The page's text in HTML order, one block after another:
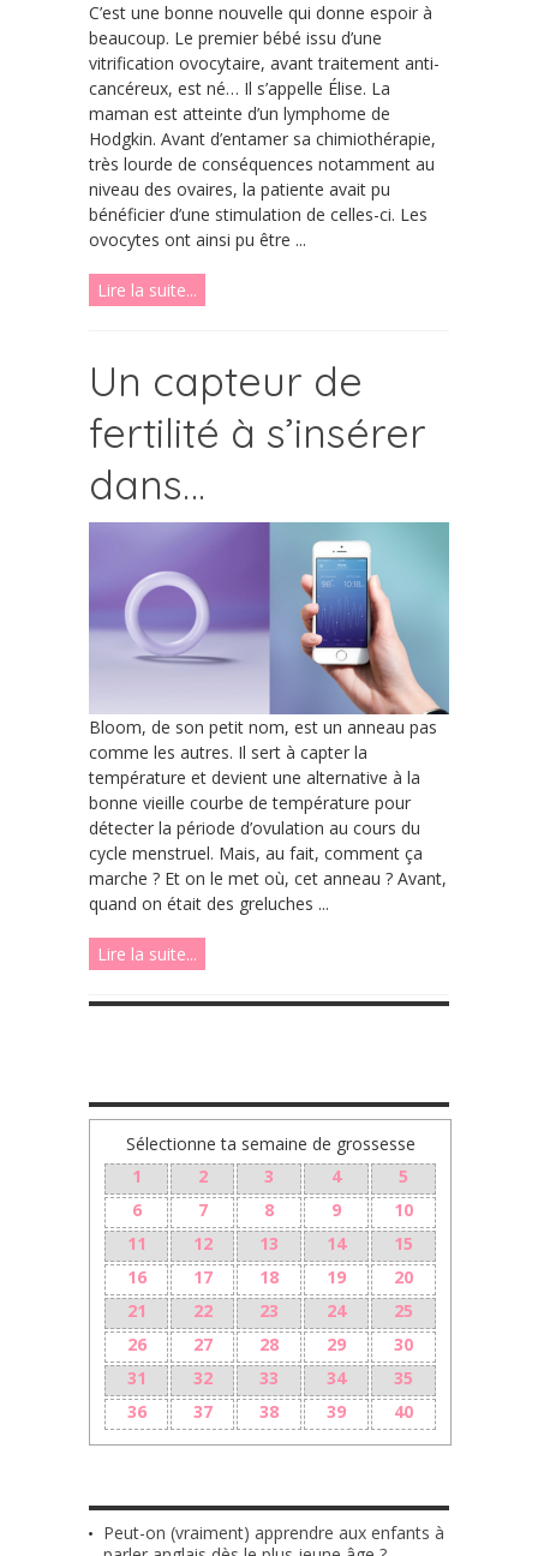
C’est une bonne nouvelle qui donne espoir à
beaucoup. Le premier bébé issu d’une
vitrification ovocytaire, avant traitement anti-
cancéreux, est né… Il s’appelle Élise. La
maman est atteinte d’un lymphome de
Hodgkin. Avant d’entamer sa chimiothérapie,
très lourde de conséquences notamment au
niveau des ovaires, la patiente avait pu
bénéficier d’une stimulation de celles-ci. Les
ovocytes ont ainsi pu être ...
Lire la suite...
Un capteur de
fertilité à s’insérer
dans…
Bloom, de son petit nom, est un anneau pas
comme les autres. Il sert à capter la
température et devient une alternative à la
bonne vieille courbe de température pour
détecter la période d’ovulation au cours du
cycle menstruel. Mais, au fait, comment ça
marche ? Et on le met où, cet anneau ? Avant,
quand on était des greluches ...
Lire la suite...
Sélectionne ta semaine de grossesse
1
2 3 4
5
6
7 8 9
10
11
12 13 14
15
16
17 18 19
20
21
22 23 24
25
26
27 28 29
30
31
32 33 34
35
36
37 38 39 40
Peut-on (vraiment) apprendre aux enfants à